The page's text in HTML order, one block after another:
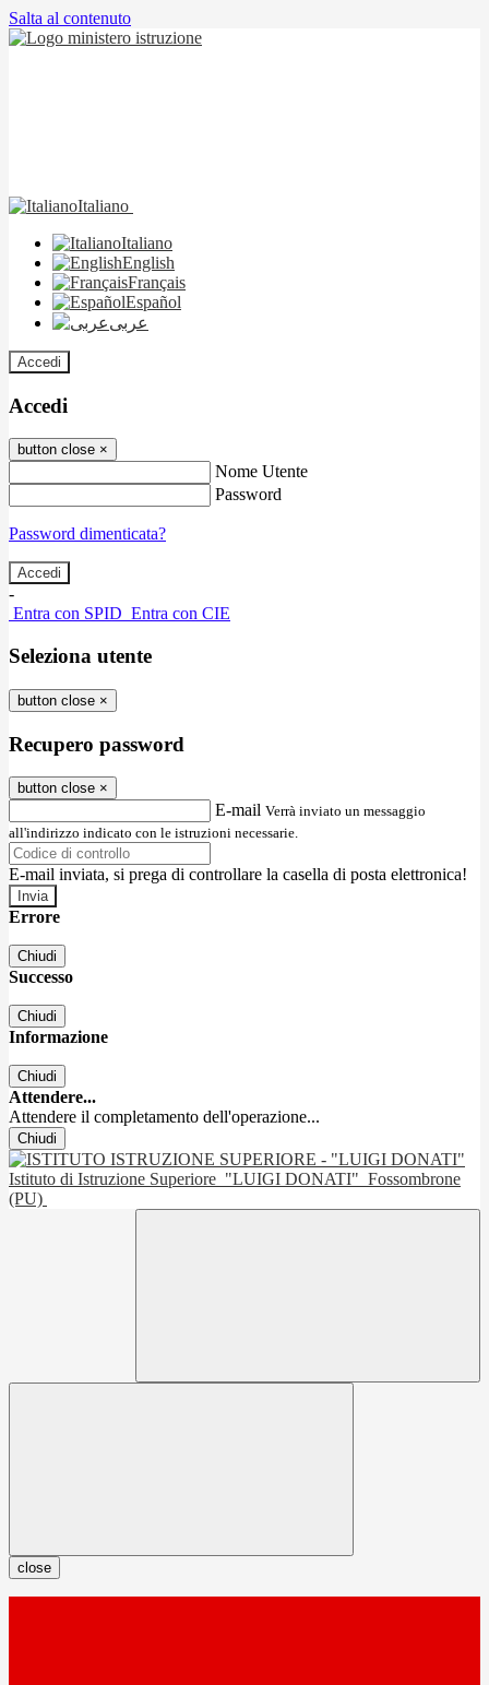
Salta al contenuto
Italiano
Italiano
English
Français
Español
عربى
Accedi
Accedi
button close ×
Nome Utente
Password
Password dimenticata?
-
Entra con SPID Entra con CIE
Seleziona utente
button close ×
Recupero password
button close ×
E-mail Verrà inviato un messaggio
all'indirizzo indicato con le istruzioni necessarie.
E-mail inviata, si prega di controllare la casella di posta elettronica!
Errore
Chiudi
Successo
Chiudi
Informazione
Chiudi
Attendere...
Attendere il completamento dell'operazione...
Chiudi
Istituto di Istruzione Superiore "LUIGI DONATI" Fossombrone
(PU)
close